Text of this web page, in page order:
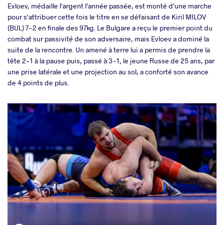
Evloev, médaille l'argent l'année passée, est monté d'une marche
pour s'attribuer cette fois le titre en se défaisant de Kiril MILOV
(BUL) 7-2 en finale des 97kg. Le Bulgare a reçu le premier point du
combat sur passivité de son adversaire, mais Evloev a dominé la
suite de la rencontre. Un amené à terre lui a permis de prendre la
tête 2-1 à la pause puis, passé à 3-1, le jeune Russe de 25 ans, par
une prise latérale et une projection au sol, a conforté son avance
de 4 points de plus.